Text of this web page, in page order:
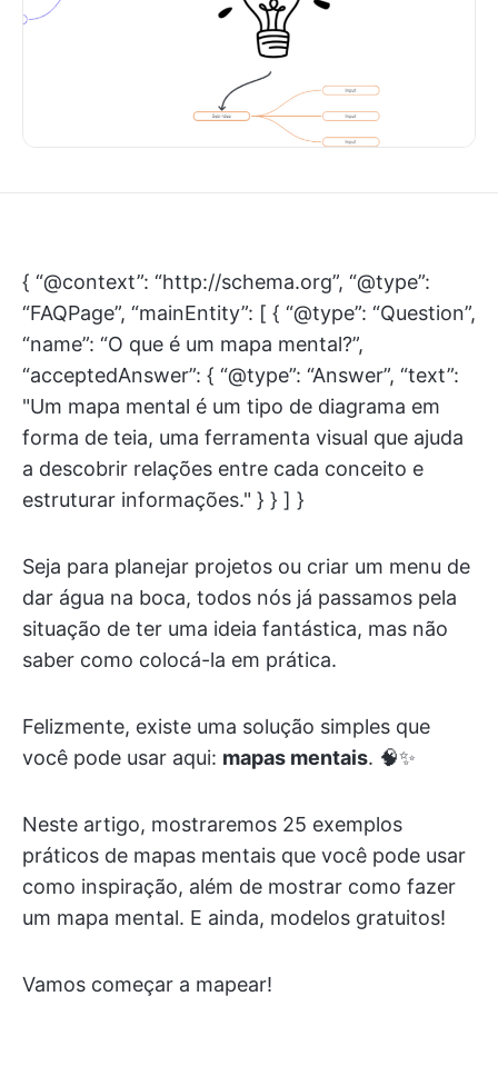
{ “@context”: “http://schema.org”, “@type”:
“FAQPage”, “mainEntity”: [ { “@type”: “Question”,
“name”: “O que é um mapa mental?”,
“acceptedAnswer”: { “@type”: “Answer”, “text”:
"Um mapa mental é um tipo de diagrama em
forma de teia, uma ferramenta visual que ajuda
a descobrir relações entre cada conceito e
estruturar informações." } } ] }
Seja para planejar projetos ou criar um menu de
dar água na boca, todos nós já passamos pela
situação de ter uma ideia fantástica, mas não
saber como colocá-la em prática.
Felizmente, existe uma solução simples que
você pode usar aqui: mapas mentais. 🧠✨
Neste artigo, mostraremos 25 exemplos
práticos de mapas mentais que você pode usar
como inspiração, além de mostrar como fazer
um mapa mental. E ainda, modelos gratuitos!
Vamos começar a mapear!